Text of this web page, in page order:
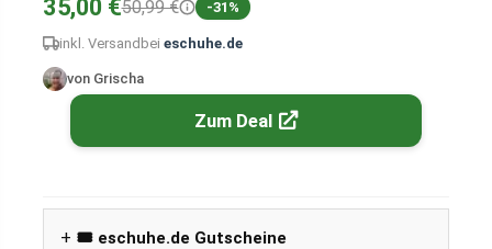
35,00 €50,99 € -31%
inkl. Versand bei eschuhe.de
von Grischa
Zum Deal
🎟️ eschuhe.de Gutscheine